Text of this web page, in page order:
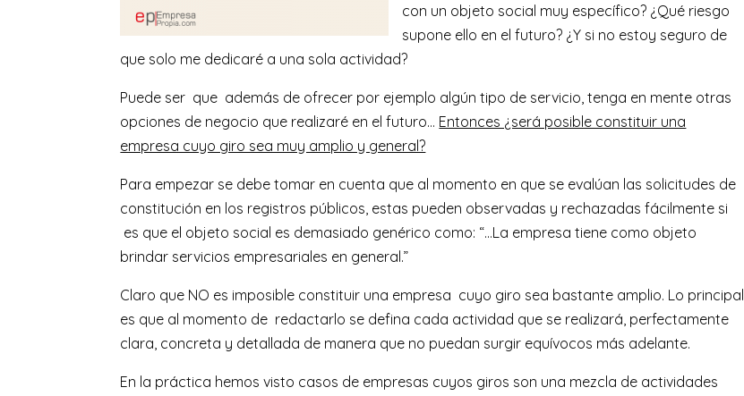
con un objeto social muy específico? ¿Qué riesgo
supone ello en el futuro? ¿Y si no estoy seguro de
que solo me dedicaré a una sola actividad?
Puede ser que además de ofrecer por ejemplo algún tipo de servicio, tenga en mente otras
opciones de negocio que realizaré en el futuro… Entonces ¿será posible constituir una
empresa cuyo giro sea muy amplio y general?
Para empezar se debe tomar en cuenta que al momento en que se evalúan las solicitudes de
constitución en los registros públicos, estas pueden observadas y rechazadas fácilmente si
es que el objeto social es demasiado genérico como: “…La empresa tiene como objeto
brindar servicios empresariales en general.”
Claro que NO es imposible constituir una empresa cuyo giro sea bastante amplio. Lo principal
es que al momento de redactarlo se defina cada actividad que se realizará, perfectamente
clara, concreta y detallada de manera que no puedan surgir equívocos más adelante.
En la práctica hemos visto casos de empresas cuyos giros son una mezcla de actividades